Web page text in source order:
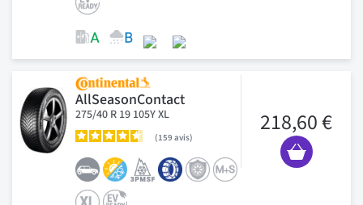
AllSeasonContact
275/40 R 19 105Y XL
159 avis
218,60 €